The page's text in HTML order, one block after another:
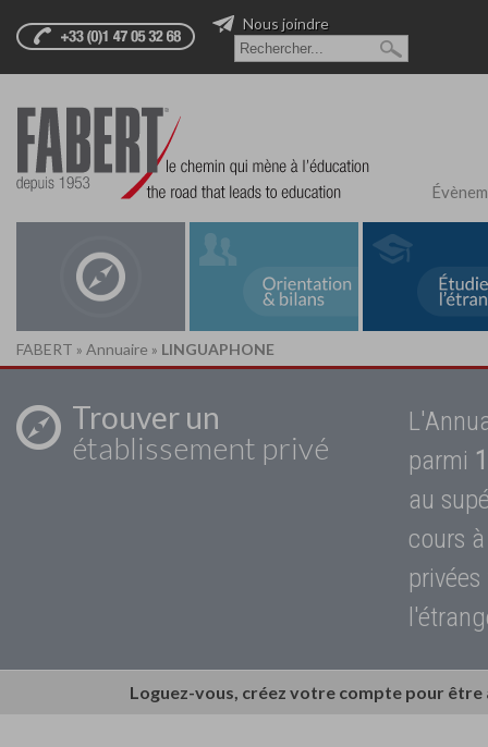
Nous joindre
FABERT » Annuaire » LINGUAPHONE
Trouver un
établissement privé
parmi
au
cours
Loguez-vous, créez votre compte pour